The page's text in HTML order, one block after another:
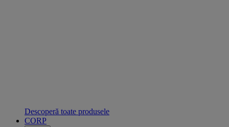
Descoperă toate produsele
CORP